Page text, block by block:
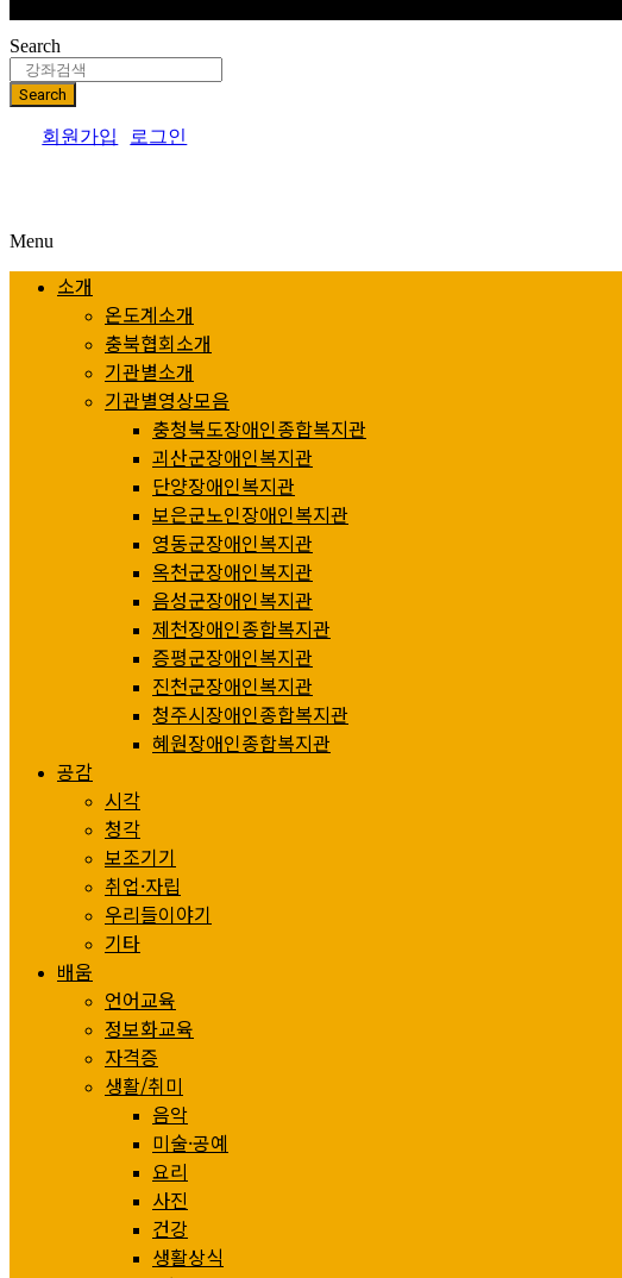
Search
Search
회원가입 로그인
Menu
소개
온도계소개
충북협회소개
기관별소개
기관별영상모음
충청북도장애인종합복지관
괴산군장애인복지관
단양장애인복지관
보은군노인장애인복지관
영동군장애인복지관
옥천군장애인복지관
음성군장애인복지관
제천장애인종합복지관
증평군장애인복지관
진천군장애인복지관
청주시장애인종합복지관
혜원장애인종합복지관
공감
시각
청각
보조기기
취업·자립
우리들이야기
기타
배움
언어교육
정보화교육
자격증
생활/취미
음악
미술·공예
요리
사진
건강
생활상식